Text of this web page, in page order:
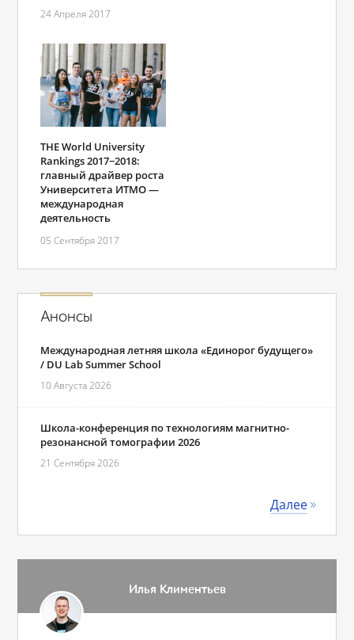
24 Апреля 2017
THE World University
Rankings 2017−2018:
главный драйвер роста
Университета ИТМО —
международная
деятельность
05 Сентября 2017
Анонсы
Международная летняя школа «Единорог будущего»
/ DU Lab Summer School
10 Августа 2026
Школа-конференция по технологиям магнитно-
резонансной томографии 2026
21 Сентября 2026
Далее
Илья Климентьев